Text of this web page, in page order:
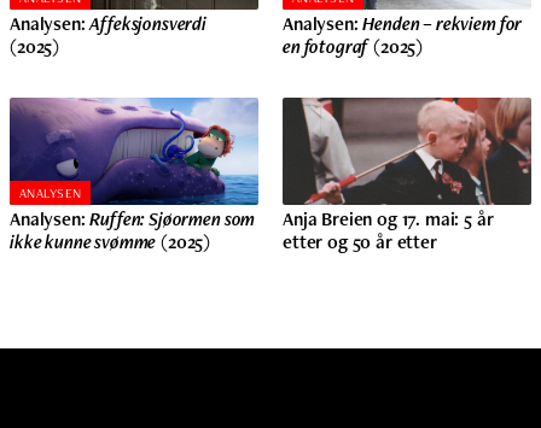
Analysen: Affeksjonsverdi
(2025)
Analysen: Henden – rekviem for
en fotograf(2025)
ANALYSEN
Analysen: Ruffen: Sjøormen som
ikke kunne svømme(2025)
Anja Breien og 17. mai: 5 år
etter og 50 år etter